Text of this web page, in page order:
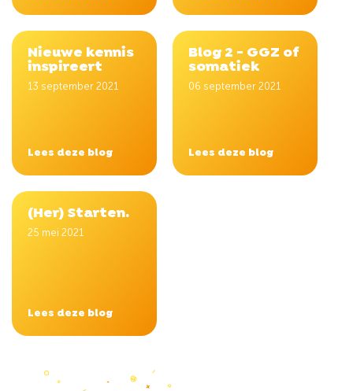
Nieuwe kennis
inspireert
13 september 2021
Lees deze blog
Blog 2 - GGZ of
somatiek
06 september 2021
Lees deze blog
(Her) Starten.
25 mei 2021
Lees deze blog